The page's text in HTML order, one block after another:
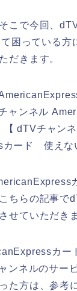
こで今回、
困っている
だきます。
ャンネル
dTVチャン
ード 使えな
ちらの記事
せていただき
カー
ンネルのサー
た方は、参考